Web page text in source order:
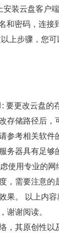
安装云盘客户
密码，连接
上步骤，您
要更改云盘的
存储路径后
参考相关软件
务器具有足
使用专业的
，需要注意
果。 以上内
谢谢阅读。
其原创性以